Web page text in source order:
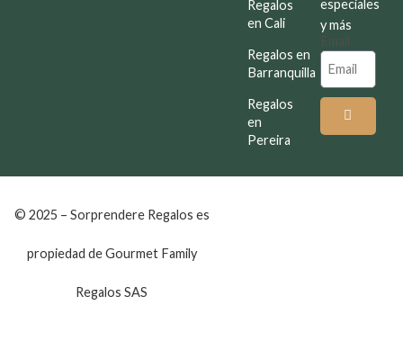
Regalos
en Cali
Regalos en
Barranquilla
Regalos
en
Pereira
especiales
y más
Email
© 2025 – Sorprendere Regalos es
propiedad de Gourmet Family
Regalos SAS